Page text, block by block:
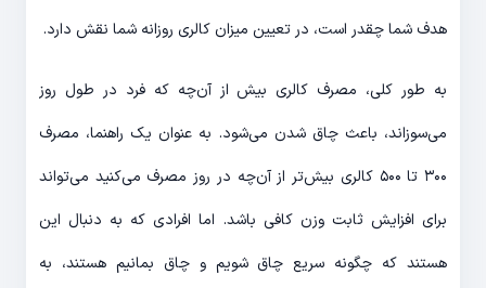
هدف شما چقدر است، در تعیین میزان کالری روزانه شما نقش دارد.
به طور کلی، مصرف کالری بیش از آن‌چه که فرد در طول روز
می‌سوزاند، باعث چاق شدن می‌شود. به عنوان یک راهنما، مصرف
۳۰۰ تا ۵۰۰ کالری بیش‌تر از آن‌چه در روز مصرف می‌کنید می‌تواند
برای افزایش ثابت وزن کافی باشد. اما افرادی که به دنبال این
هستند که چگونه سریع چاق شویم و چاق بمانیم هستند، به